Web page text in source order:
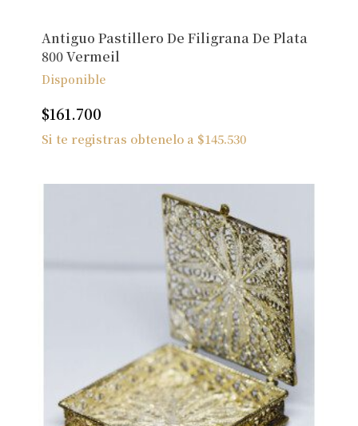
Antiguo Pastillero De Filigrana De Plata
800 Vermeil
Disponible
$161.700
Si te registras obtenelo a $145.530